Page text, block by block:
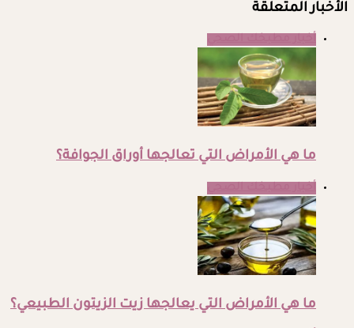
الأخبار المتعلقة
ما هي الأمراض التي تعالجها أوراق الجوافة؟
ما هي الأمراض التي يعالجها زيت الزيتون الطبيعي؟